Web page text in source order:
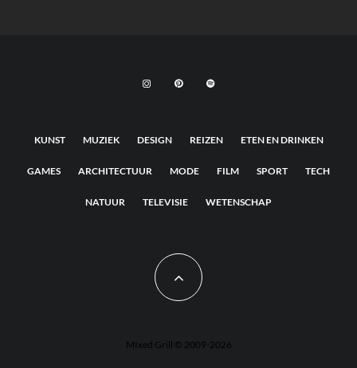
KUNST MUZIEK DESIGN REIZEN ETEN EN DRINKEN
GAMES ARCHITECTUUR MODE FILM SPORT TECH
NATUUR TELEVISIE WETENSCHAP
MIxed Grill © 2009-2026